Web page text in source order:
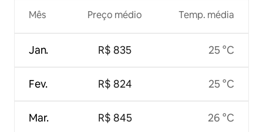
Mês
Jan.
Fev.
Mar.
Preço médio
R$ 835
R$ 824
R$ 845
Temp. média
25 °C
25 °C
26 °C